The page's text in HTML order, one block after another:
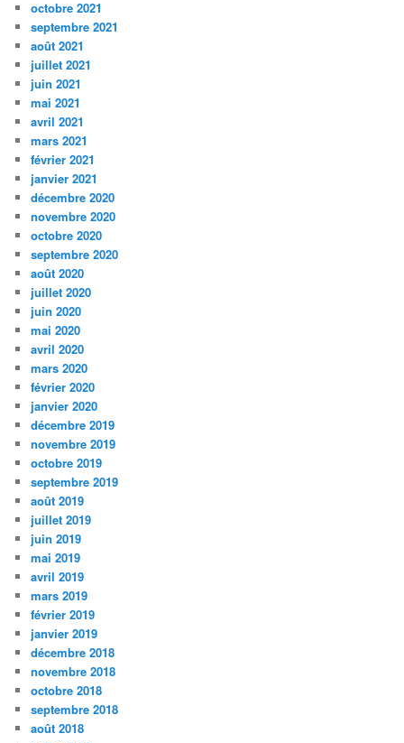
octobre 2021
septembre 2021
août 2021
juillet 2021
juin 2021
mai 2021
avril 2021
mars 2021
février 2021
janvier 2021
décembre 2020
novembre 2020
octobre 2020
septembre 2020
août 2020
juillet 2020
juin 2020
mai 2020
avril 2020
mars 2020
février 2020
janvier 2020
décembre 2019
novembre 2019
octobre 2019
septembre 2019
août 2019
juillet 2019
juin 2019
mai 2019
avril 2019
mars 2019
février 2019
janvier 2019
décembre 2018
novembre 2018
octobre 2018
septembre 2018
août 2018